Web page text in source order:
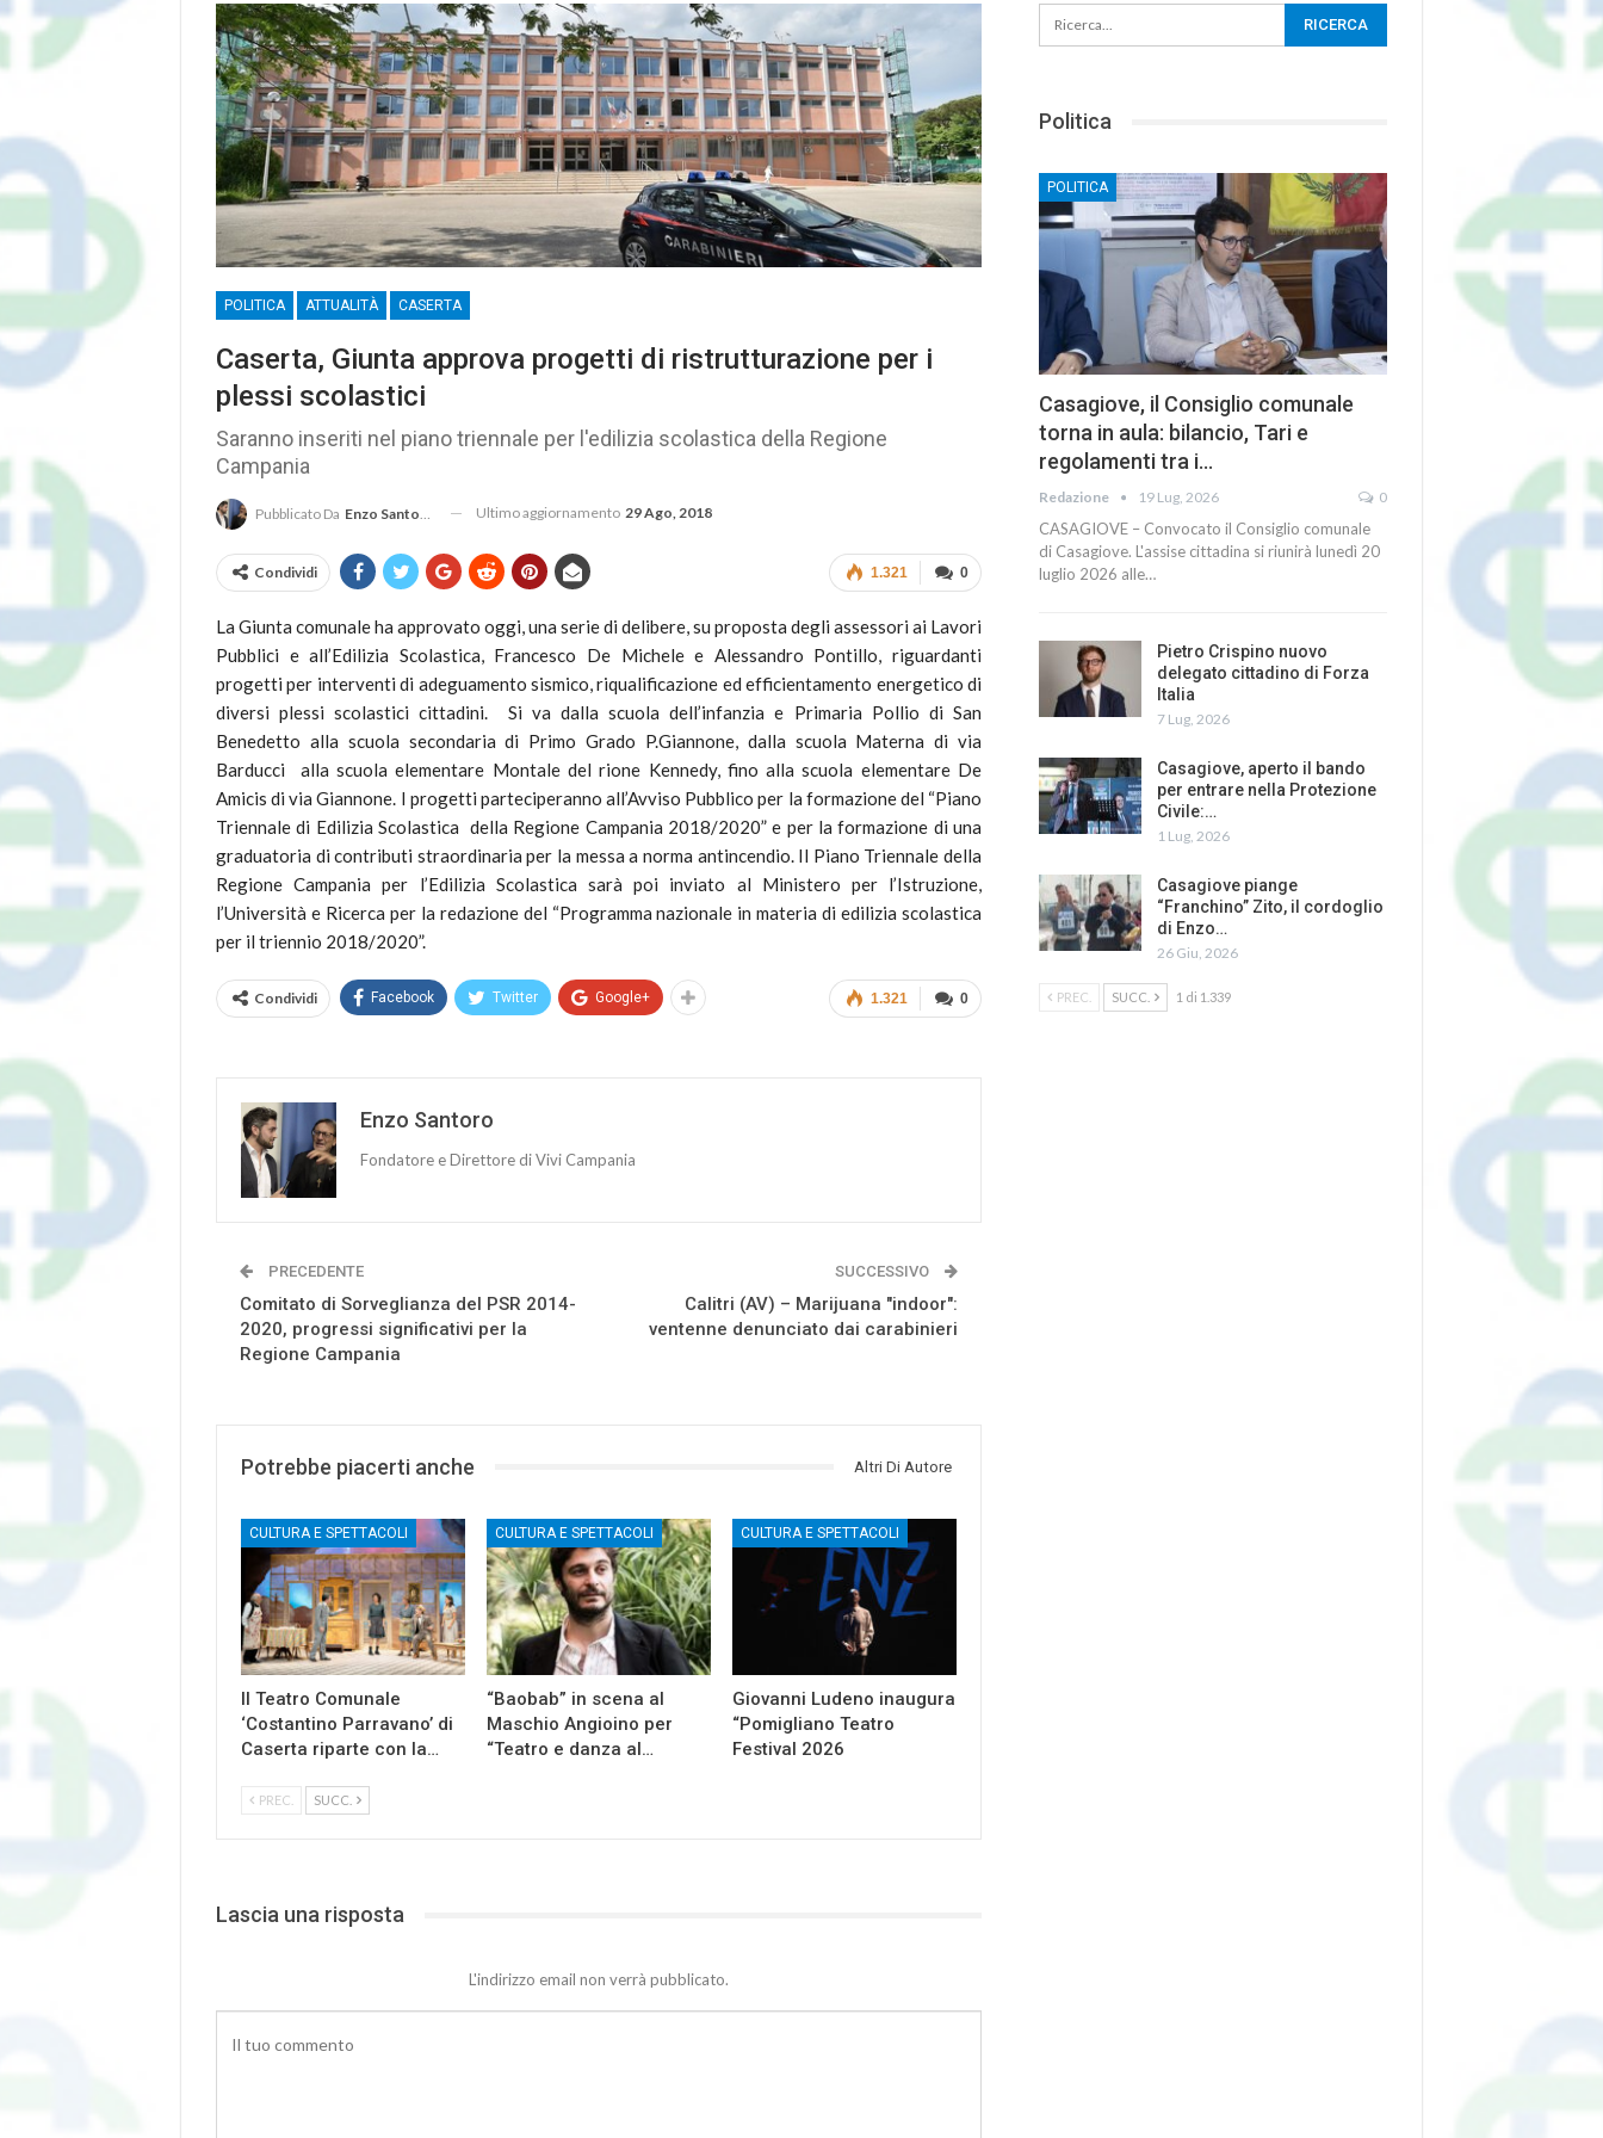
POLITICA ATTUALITÀ CASERTA
Caserta, Giunta approva progetti di ristrutturazione per i
plessi scolastici
Saranno inseriti nel piano triennale per l'edilizia scolastica della Regione
Campania
Pubblicato Da Enzo Santoro Ultimo aggiornamento 29 Ago, 2018
0
1.321
Condividi
La Giunta comunale ha approvato oggi, una serie di delibere, su proposta degli assessori ai Lavori
Pubblici e all’Edilizia Scolastica, Francesco De Michele e Alessandro Pontillo, riguardanti
progetti per interventi di adeguamento sismico, riqualificazione ed efficientamento energetico di
diversi plessi scolastici cittadini. Si va dalla scuola dell’infanzia e Primaria Pollio di San
Benedetto alla scuola secondaria di Primo Grado P.Giannone, dalla scuola Materna di via
Barducci alla scuola elementare Montale del rione Kennedy, fino alla scuola elementare De
Amicis di via Giannone. I progetti parteciperanno all’Avviso Pubblico per la formazione del “Piano
Triennale di Edilizia Scolastica della Regione Campania 2018/2020” e per la formazione di una
graduatoria di contributi straordinaria per la messa a norma antincendio. Il Piano Triennale della
Regione Campania per l’Edilizia Scolastica sarà poi inviato al Ministero per l’Istruzione,
l’Università e Ricerca per la redazione del “Programma nazionale in materia di edilizia scolastica
per il triennio 2018/2020”.
0
1.321
Condividi Facebook Twitter Google+
Enzo Santoro
Fondatore e Direttore di Vivi Campania
PRECEDENTE
Comitato di Sorveglianza del PSR 2014-
2020, progressi significativi per la
Regione Campania
SUCCESSIVO
Calitri (AV) – Marijuana "indoor":
ventenne denunciato dai carabinieri
Potrebbe piacerti anche Altri Di Autore
CULTURA E SPETTACOLI
Il Teatro Comunale
‘Costantino Parravano’ di
Caserta riparte con la…
CULTURA E SPETTACOLI
“Baobab” in scena al
Maschio Angioino per
“Teatro e danza al…
CULTURA E SPETTACOLI
Giovanni Ludeno inaugura
“Pomigliano Teatro
Festival 2026
PREC. SUCC.
Lascia una risposta
L'indirizzo email non verrà pubblicato.
Politica
POLITICA
Casagiove, il Consiglio comunale
torna in aula: bilancio, Tari e
regolamenti tra i…
Redazione 19 Lug, 2026 0
CASAGIOVE – Convocato il Consiglio comunale
di Casagiove. L'assise cittadina si riunirà lunedì 20
luglio 2026 alle…
Pietro Crispino nuovo
delegato cittadino di Forza
Italia
7 Lug, 2026
Casagiove, aperto il bando
per entrare nella Protezione
Civile:…
1 Lug, 2026
Casagiove piange
“Franchino” Zito, il cordoglio
di Enzo…
26 Giu, 2026
PREC. SUCC. 1 di 1.339